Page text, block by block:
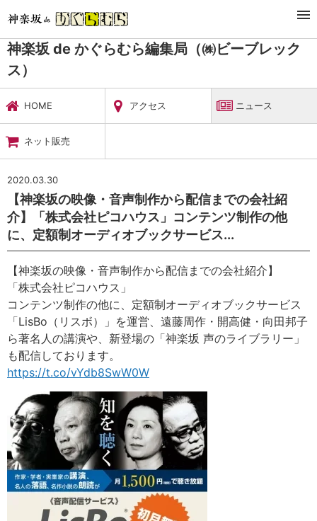
暮らし・娯楽
神楽坂 de かぐらむら編集局（㈱ビーブレックス）
ニュース
神楽坂 de かぐらむら編集局（㈱ビーブレック
ス）
HOME アクセス ニュース
ネット販売
2020.03.30
【神楽坂の映像・音声制作から配信までの会社紹
介】「株式会社ピコハウス」コンテンツ制作の他
に、定額制オーディオブックサービス...
【神楽坂の映像・音声制作から配信までの会社紹介】
「株式会社ピコハウス」
コンテンツ制作の他に、定額制オーディオブックサービス
「LisBo（リスボ）」を運営、遠藤周作・開高健・向田邦子
ら著名人の講演や、新登場の「神楽坂 声のライブラリー」
も配信しております。
https://t.co/vYdb8SwW0W